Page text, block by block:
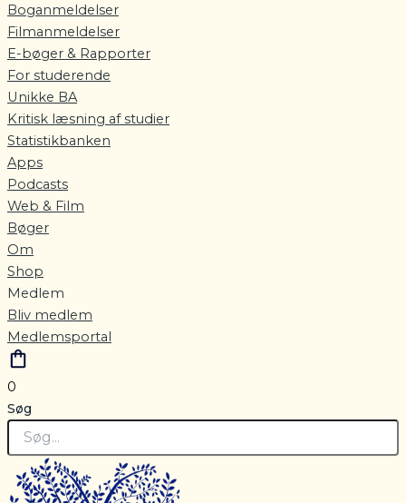
Boganmeldelser
Filmanmeldelser
E-bøger & Rapporter
For studerende
Unikke BA
Kritisk læsning af studier
Statistikbanken
Apps
Podcasts
Web & Film
Bøger
Om
Shop
Medlem
Bliv medlem
Medlemsportal
0
Søg